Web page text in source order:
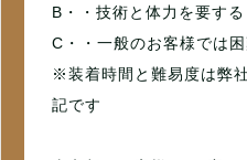
B・・技術と体力を要す
C・・一般のお客様では
※装着時間と難易度は弊
記です